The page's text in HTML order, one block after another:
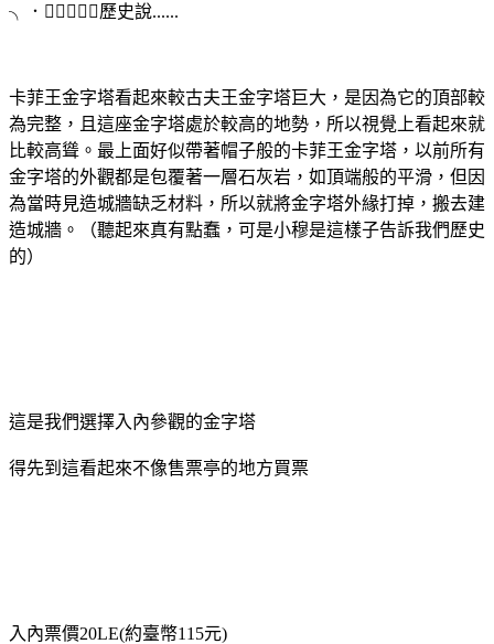
╮．﹏．╭歷史說......
卡菲王金字塔看起來較古夫王金字塔巨大，是因為它的頂部較
為完整，且這座金字塔處於較高的地勢，所以視覺上看起來就
比較高聳。最上面好似帶著帽子般的卡菲王金字塔，以前所有
金字塔的外觀都是包覆著一層石灰岩，如頂端般的平滑，但因
為當時見造城牆缺乏材料，所以就將金字塔外緣打掉，搬去建
造城牆。（聽起來真有點蠢，可是小穆是這樣子告訴我們歷史
的）
這是我們選擇入內參觀的金字塔
得先到這看起來不像售票亭的地方買票
入內票價20LE(約臺幣115元)